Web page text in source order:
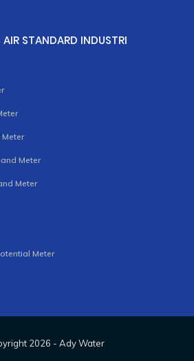
STANDARD INDUSTRI
Meter
Meter
Meter
2026 - Ady Water